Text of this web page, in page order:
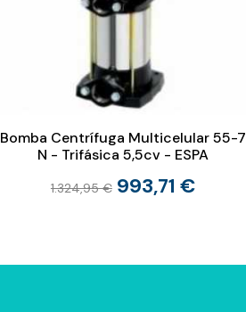
Bomba Centrífuga Multicelular 55-7
N - Trifásica 5,5cv - ESPA
1.324,95 € 993,71 €